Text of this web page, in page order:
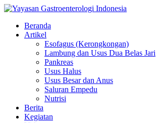
Beranda
Artikel
Esofagus (Kerongkongan)
Lambung dan Usus Dua Belas Jari
Pankreas
Usus Halus
Usus Besar dan Anus
Saluran Empedu
Nutrisi
Berita
Kegiatan